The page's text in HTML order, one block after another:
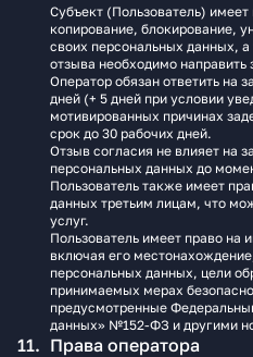
Субъект (Пользователь)
копирование, блокирование,
своих персональных данных,
отзыва необходимо направить
Оператор обязан ответить на
дней (+ 5 дней при условии
мотивированных причинах
срок до 30 рабочих дней.
Отзыв согласия не влияет на
персональных данных до
Пользователь также имеет
данных третьим лицам, что
услуг.
Пользователь имеет право на
включая его
персональных данных, цели
принимаемых мерах
предусмотренные
данных» №152-ФЗ и другими
Права оператора